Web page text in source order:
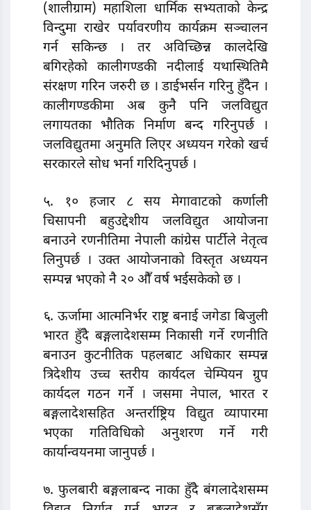
(शालीग्राम) महाशिला धार्मिक सभ्यताको केन्द्र
विन्दुमा राखेर पर्यावरणीय कार्यक्रम सञ्चालन
गर्न सकिन्छ । तर अविच्छिन्न कालदेखि
बगिरहेको कालीगण्डकी नदीलाई यथास्थितिमै
संरक्षण गरिन जरुरी छ । डाईभर्सन गरिनु हुँदैन ।
कालीगण्डकीमा अब कुनै पनि जलविद्युत
लगायतका भौतिक निर्माण बन्द गरिनुपर्छ ।
जलविद्युतमा अनुमति लिएर अध्ययन गरेको खर्च
सरकारले सोध भर्ना गरिदिनुपर्छ ।
५. १० हजार ८ सय मेगावाटको कर्णाली
चिसापनी बहुउद्देशीय जलविद्युत आयोजना
बनाउने रणनीतिमा नेपाली कांग्रेस पार्टीले नेतृत्व
लिनुपर्छ । उक्त आयोजनाको विस्तृत अध्ययन
सम्पन्न भएको नै २० औँ वर्ष भईसकेको छ ।
६. ऊर्जामा आत्मनिर्भर राष्ट्र बनाई जगेडा बिजुली
भारत हुँदै बङ्गलादेशसम्म निकासी गर्ने रणनीति
बनाउन कुटनीतिक पहलबाट अधिकार सम्पन्न
त्रिदेशीय उच्च स्तरीय कार्यदल चेम्पियन ग्रुप
कार्यदल गठन गर्ने । जसमा नेपाल, भारत र
बङ्गलादेशसहित अन्तर्राष्ट्रिय विद्युत व्यापारमा
भएका गतिविधिको अनुशरण गर्ने गरी
कार्यान्वयनमा जानुपर्छ ।
७. फुलबारी बङ्गलाबन्द नाका हुँदै बंगलादेशसम्म